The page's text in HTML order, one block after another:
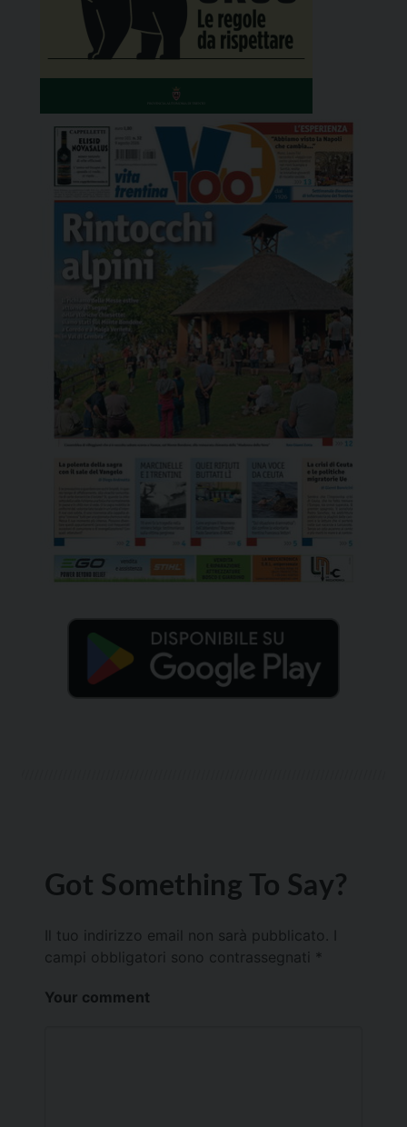
Got Something To Say?
Il tuo indirizzo email non sarà pubblicato.
campi obbligatori sono contrassegnati *
Your comment